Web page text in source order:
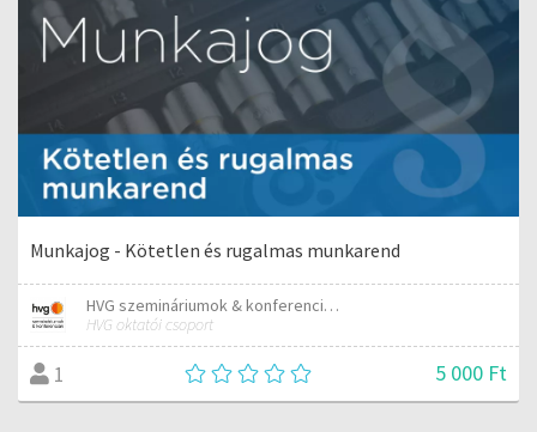
Munkajog - Kötetlen és rugalmas munkarend
HVG szemináriumok & konferenciák
HVG oktatói csoport
1 5 000 Ft